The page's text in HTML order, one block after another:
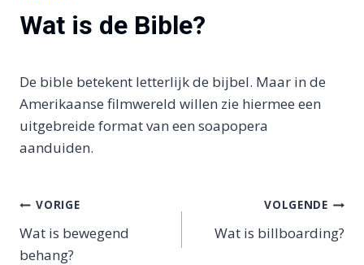
Wat is de Bible?
De bible betekent letterlijk de bijbel. Maar in de
Amerikaanse filmwereld willen zie hiermee een
uitgebreide format van een soapopera
aanduiden.
Bericht
navigatie
VORIGE
Wat is bewegend
behang?
VOLGENDE
Wat is billboarding?